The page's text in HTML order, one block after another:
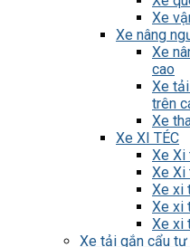
Xe
Xe nâng
Xe
cao
Xe
trên
Xe
Xe XI TÉC
Xe Xi
Xe Xi
Xe xi
Xe xi
Xe xi
Xe tải gắn cẩu tự